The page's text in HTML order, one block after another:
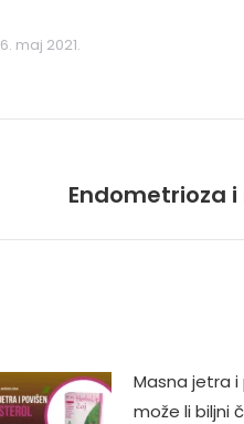
6. maj 2021.
Endometrioza
Masna jetra
može li biljni